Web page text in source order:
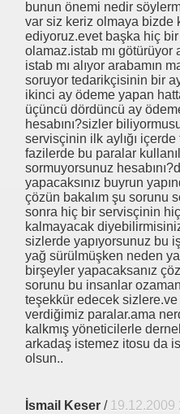
bunun önemi nedir
var siz keriz olmaya bizde
ediyoruz.evet başka hiç bir
olamaz.istab mı
istab mı alıyor arabamın
soruyor tedarikçisinin bir
ikinci ay ödeme yapan
üçüncü dördüncü ay
hesabını?sizler
servisçinin ilk aylığı
fazilerde bu paralar
sormuyorsunuz
yapacaksınız buyrun
çözün bakalım şu sorunu
sonra hiç bir servisçinin
kalmayacak
sizlerde yapıyorsunuz bu
yağ sürülmüşken neden
birşeyler yapacaksanız
sorunu bu insanlar
teşekkür edecek
verdiğimiz paralar.ama
kalkmış yöneticilerle
arkadaş istemez itosu da
olsun..
İsmail Keser / 19.12.2009
Tutumu
SERVİS SEKTÖRÜ
Kritik.
israile İHRAÇ